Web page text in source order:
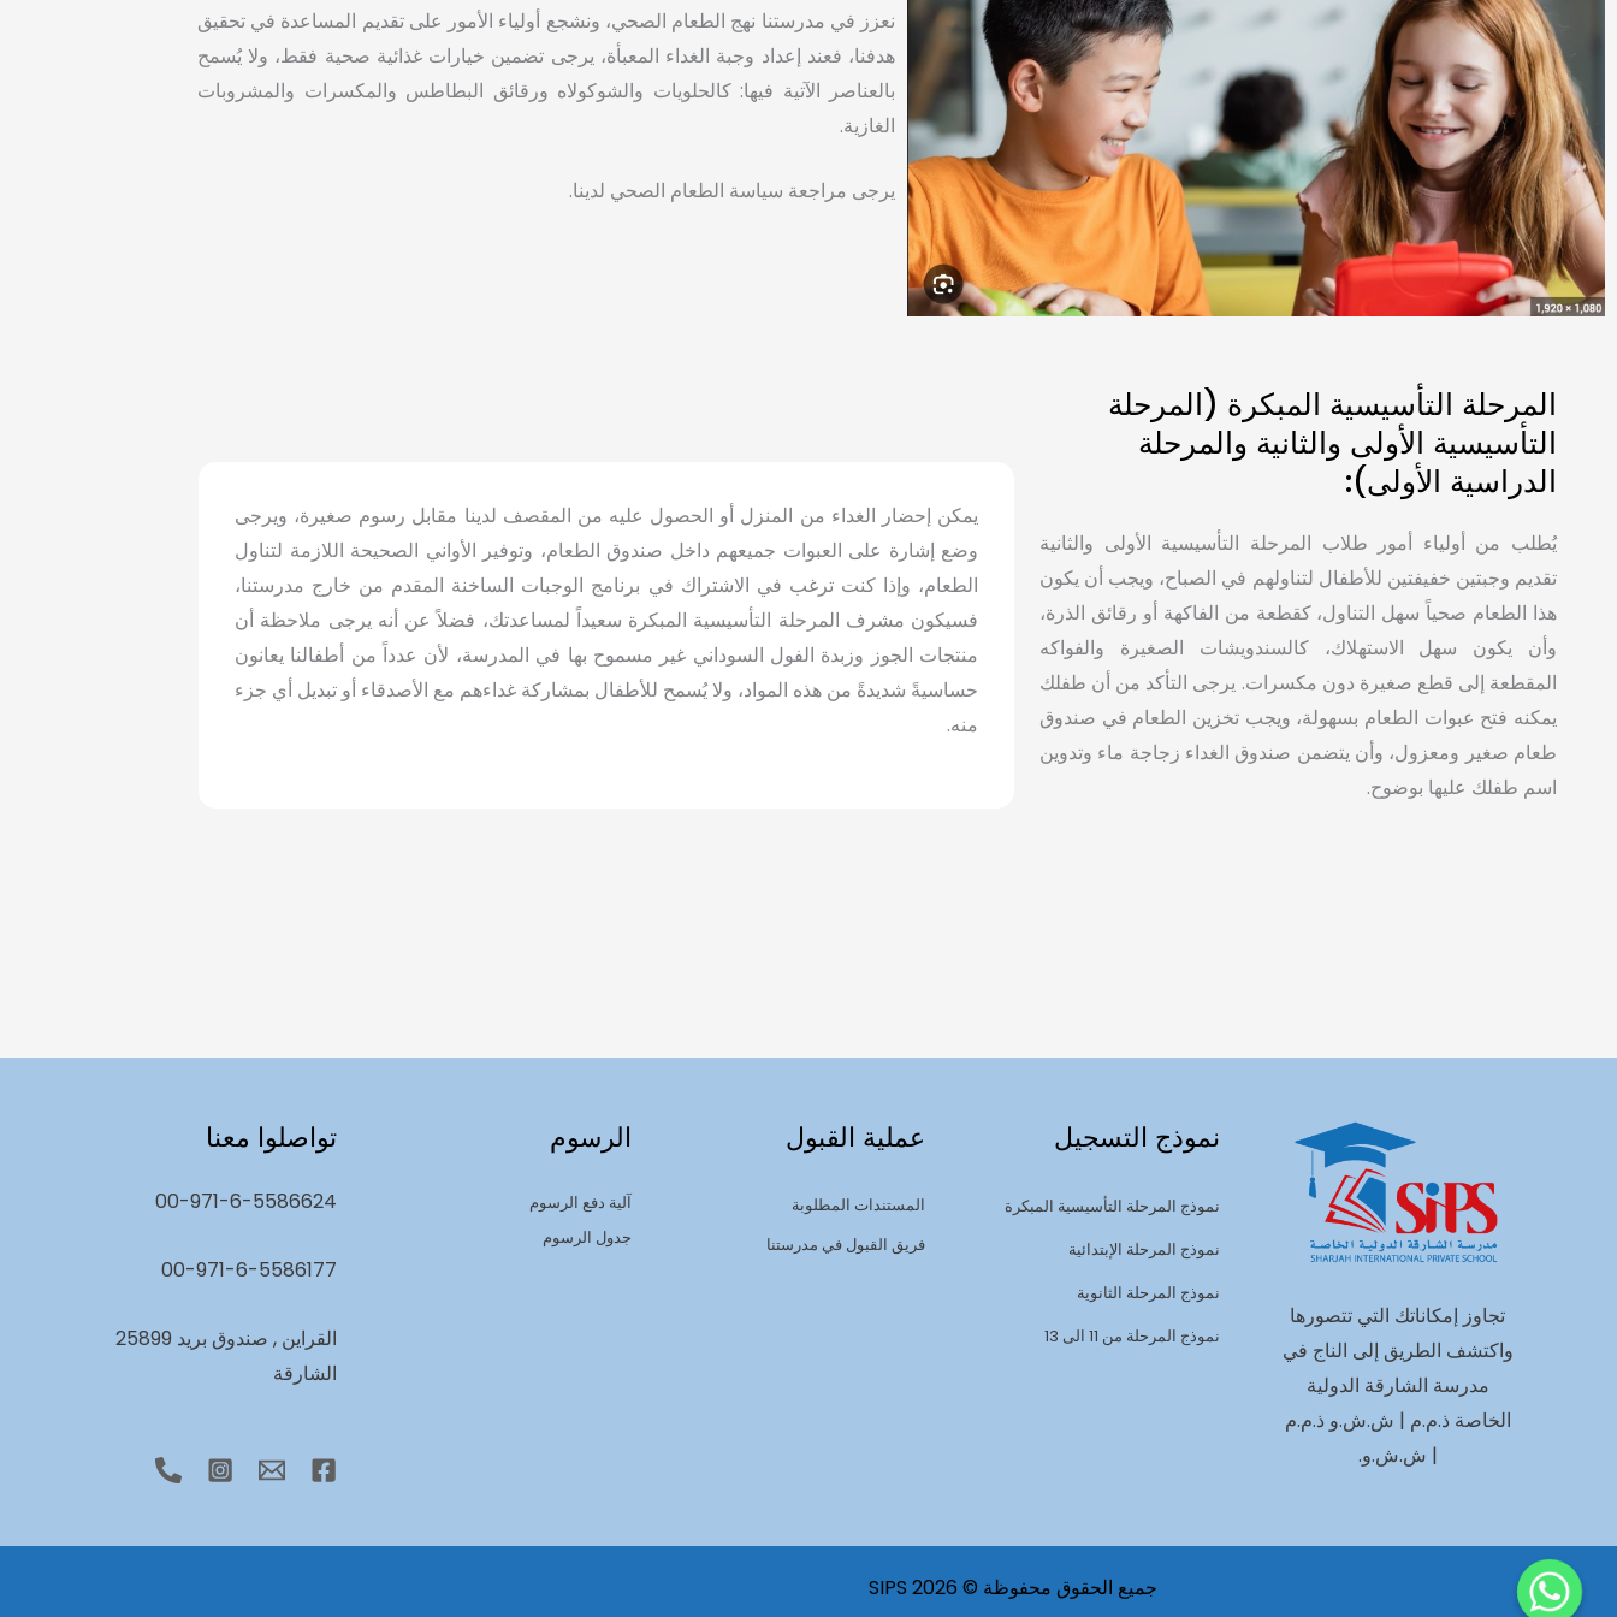
نعزز في مدرستنا نهج الطعام الصحي، ونشجع أولياء الأمور على تقديم المساعدة في تحقيق
هدفنا، فعند إعداد وجبة الغداء المعبأة، يرجى تضمين خيارات غذائية صحية فقط، ولا يُسمح
بالعناصر الآتية فيها: كالحلويات والشوكولاه ورقائق البطاطس والمكسرات والمشروبات
الغازية.
يرجى مراجعة سياسة الطعام الصحي لدينا.
المرحلة التأسيسية المبكرة (المرحلة
التأسيسية الأولى والثانية والمرحلة
الدراسية الأولى):
يُطلب من أولياء أمور طلاب المرحلة التأسيسية الأولى والثانية
تقديم وجبتين خفيفتين للأطفال لتناولهم في الصباح، ويجب أن يكون
هذا الطعام صحياً سهل التناول، كقطعة من الفاكهة أو رقائق الذرة،
وأن يكون سهل الاستهلاك، كالسندويشات الصغيرة والفواكه
المقطعة إلى قطع صغيرة دون مكسرات. يرجى التأكد من أن طفلك
يمكنه فتح عبوات الطعام بسهولة، ويجب تخزين الطعام في صندوق
طعام صغير ومعزول، وأن يتضمن صندوق الغداء زجاجة ماء وتدوين
اسم طفلك عليها بوضوح.
يمكن إحضار الغداء من المنزل أو الحصول عليه من المقصف لدينا مقابل رسوم صغيرة، ويرجى
وضع إشارة على العبوات جميعهم داخل صندوق الطعام، وتوفير الأواني الصحيحة اللازمة لتناول
الطعام، وإذا كنت ترغب في الاشتراك في برنامج الوجبات الساخنة المقدم من خارج مدرستنا،
فسيكون مشرف المرحلة التأسيسية المبكرة سعيداً لمساعدتك، فضلاً عن أنه يرجى ملاحظة أن
منتجات الجوز وزبدة الفول السوداني غير مسموح بها في المدرسة، لأن عدداً من أطفالنا يعانون
حساسيةً شديدةً من هذه المواد، ولا يُسمح للأطفال بمشاركة غداءهم مع الأصدقاء أو تبديل أي جزء
منه.
تجاوز إمكاناتك التي تتصورها
واكتشف الطريق إلى الناج في
مدرسة الشارقة الدولية
الخاصة ذ.م.م | ش.ش.و ذ.م.م
| ش.ش.و.
نموذج التسجيل
نموذج المرحلة التأسيسية المبكرة
نموذج المرحلة الإبتدائية
نموذج المرحلة الثانوية
نموذج المرحلة من 11 الى 13
عملية القبول
المستندات المطلوبة
فريق القبول في مدرستنا
الرسوم
آلية دفع الرسوم
جدول الرسوم
تواصلوا معنا
00-971-6-5586624
00-971-6-5586177
القراين , صندوق بريد 25899
الشارقة
جميع الحقوق محفوظة © 2026 SIPS